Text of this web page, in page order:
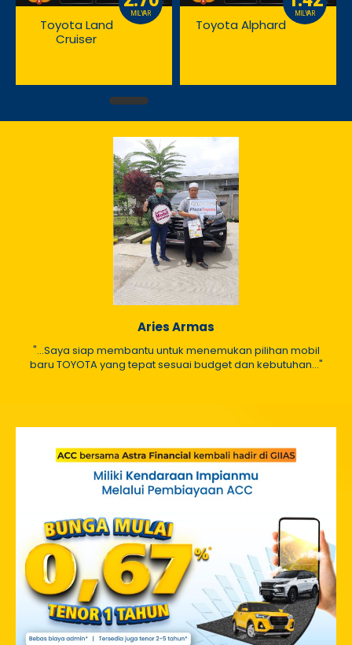
MILYAR
Toyota Land
Cruiser
MILYAR
Toyota Alphard
Aries Armas
"...Saya siap membantu untuk menemukan pilihan mobil
baru TOYOTA yang tepat sesuai budget dan kebutuhan..."